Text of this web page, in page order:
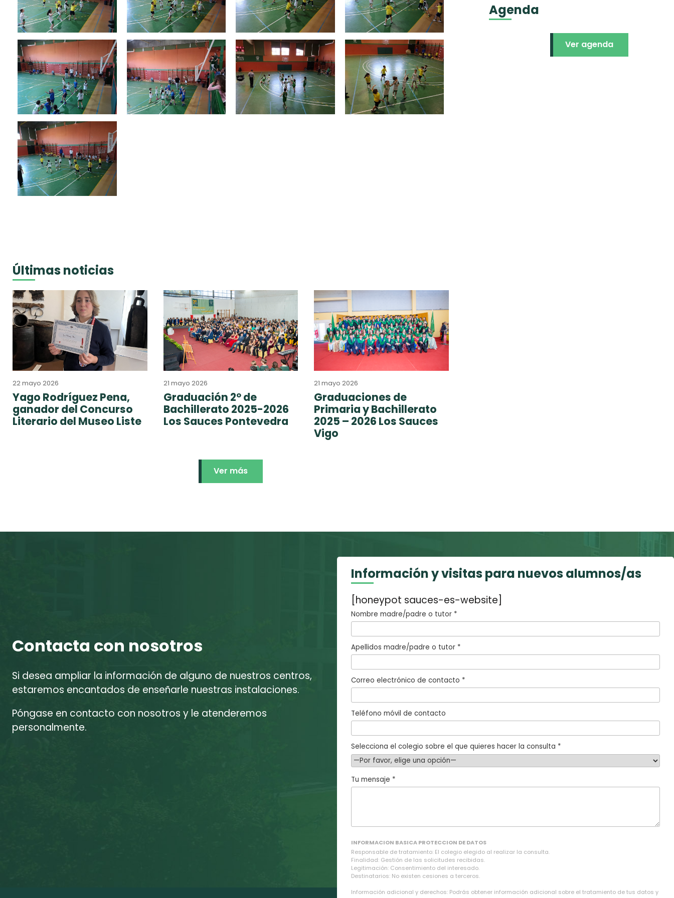
Últimas noticias
22 mayo 2026
Yago Rodríguez Pena,
ganador del Concurso
Literario del Museo Liste
21 mayo 2026
Graduación 2º de
Bachillerato 2025-2026
Los Sauces Pontevedra
21 mayo 2026
Graduaciones de
Primaria y Bachillerato
2025 – 2026 Los Sauces
Vigo
Ver más
Agenda
Ver agenda
Contacta con nosotros
Si desea ampliar la información de alguno de nuestros centros,
estaremos encantados de enseñarle nuestras instalaciones.
Póngase en contacto con nosotros y le atenderemos
personalmente.
Información y visitas para nuevos alumnos/as
[honeypot sauces-es-website]
Nombre madre/padre o tutor *
Apellidos madre/padre o tutor *
Correo electrónico de contacto *
Teléfono móvil de contacto
Selecciona el colegio sobre el que quieres hacer la consulta *
Tu mensaje *
INFORMACION BASICA PROTECCION DE DATOS
Responsable de tratamiento: El colegio elegido al realizar la consulta.
Finalidad: Gestión de las solicitudes recibidas.
Legitimación: Consentimiento del interesado.
Destinatarios: No existen cesiones a terceros.
Información adicional y derechos: Podrás obtener información adicional sobre el tratamiento de tus datos y